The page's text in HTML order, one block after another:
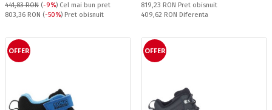
441,83 RON (-9%) Cel mai bun pret
Pret obisnuit:
803,36 RON (-50%) Pret obisnuit
Pret obisnuit:
819,23 RON Pret obisnuit
Спестявате:
409,62 RON Diferenta
OFFER OFFER